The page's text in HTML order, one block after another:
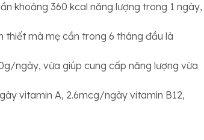
khoảng 360 kcal năng lượng trong 1 ngày,
thiết mà mẹ cần trong 6 tháng đầu là
ngày, vừa giúp cung cấp năng lượng vừa
vitamin A, 2.6mcg/ngày vitamin B12,